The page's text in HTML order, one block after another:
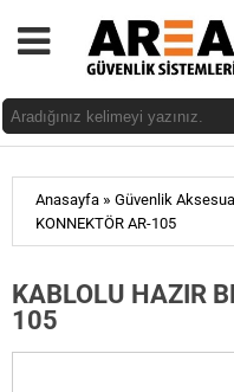
Anasayfa » Güvenlik
KONNEKTÖR AR-105
KABLOLU HAZIR
105